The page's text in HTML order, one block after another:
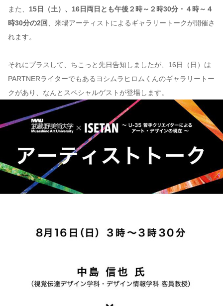
また、 15日（土）、16日両日とも午後２時～２時30分・４時～４
時30分の2回 、来場アーティストによるギャラリートークが開催さ
れます。
それにプラスして、ちこっと先日告知しましたが、16日（日）は
PARTNERライターでもあるヨシムラヒロムくんのギャラリートー
クがあり、なんとスペシャルゲストが登場します。